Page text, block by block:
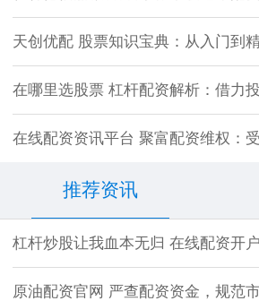
天创优配 股票知识宝典：从入门到
推荐资讯
杠杆炒股让我血本无归 在线配资开
原油配资官网 严查配资资金，规范